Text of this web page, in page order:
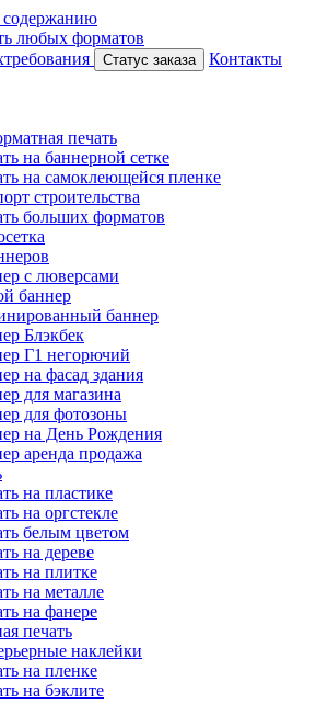
содержанию
Статус заказа
Контакты
печать
на баннерной сетке
на самоклеющейся пленке
строительства
больших форматов
с люверсами
баннер
баннер
Блэкбек
Г1 негорючий
на фасад здания
для магазина
для фотозоны
на День Рождения
аренда продажа
на пластике
на оргстекле
белым цветом
на дереве
на плитке
на металле
на фанере
печать
наклейки
на пленке
на бэклите